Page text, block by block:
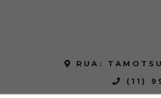
RUA:
(11)